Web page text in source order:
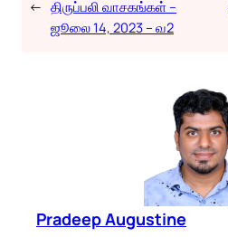
← திருப்பலி வாசகங்கள் –
ஜூலை 14, 2023 – வ2
Pradeep Augustine